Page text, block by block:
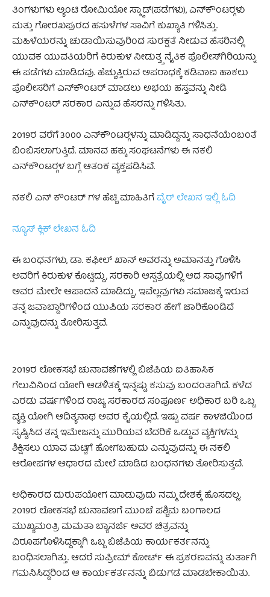
ತಿಂಗಳುಗಳು ಅ್ಯಂಟಿ ರೋಮಿಯೋ ಸ್ಕ್ವಾಡ್(ಪಡೆಗಳು), ಎನ್‍ಕೌಂಟರ್‍ಗಳು
ಮತ್ತು ಗೋರಖಪುರದ ಹಸುಳೆಗಳ ಸಾವಿಗೆ ಕುಖ್ಯಾತಿ ಗಳಿಸಿತ್ತು.
ಮಹಿಳೆಯರನ್ನು ಚುಡಾಯಿಸುವುರಿಂದ ಸುರಕ್ಷತೆ ನೀಡುವ ಹೆಸರಿನಲ್ಲಿ
ಯುವಕ ಯುವತಿಯರಿಗೆ ಕಿರುಕುಳ ನೀಡುತ್ತ್ತ ನೈತಿಕ ಪೊಲೀಸ್‍ಗಿರಿಯನ್ನು
ಈ ಪಡೆಗಳು ಮಾಡಿದವು. ಹೆಚ್ಚುತ್ತಿರುವ ಅಪರಾಧಕ್ಕೆ ಕಡಿವಾಣ ಹಾಕಲು
ಪೊಲೀಸರಿಗೆ ಎನ್‍ಕೌಂಟರ್ ಮಾಡಲು ಅಭಯ ಹಸ್ತವನ್ನು ನೀಡಿ
ಎನ್‍ಕೌಂಟರ್ ಸರಕಾರ ಎನ್ನುವ ಹೆಸರನ್ನು ಗಳಿಸಿತು.
2019ರ ವರೆಗೆ 3000 ಎನ್‍ಕೌಂಟರ್‍ಗಳನ್ನು ಮಾಡಿದ್ದನ್ನು ಸಾಧನೆಯೆಂಬಂತೆ
ಬಿಂಬಿಸಲಾಗುತ್ತಿದೆ. ಮಾನವ ಹಕ್ಕು ಸಂಘಟನೆಗಳು ಈ ನಕಲಿ
ಎನ್‍ಕೌಂಟರ್‍ಗಳ ಬಗ್ಗೆ ಆತಂಕ ವ್ಯಕ್ತಪಡಿಸಿವೆ.
ನಕಲಿ ಎನ್ ಕೌಂಟರ್ ಗಳ ಹೆಚ್ಚಿ ಮಾಹಿತಿಗೆವೈರ್ ಲೇಖನ ಇಲ್ಲಿ ಓದಿ
ನ್ಯೂಸ್ ಕ್ಲಿಕ್ ಲೇಖನ ಓದಿ
ಈ ಬಂಧನಗಳು, ಡಾ. ಕಫೀಲ್ ಖಾನ್ ಅವರನ್ನು ಅಮಾನತ್ತು ಗೊಳಿಸಿ
ಅವರಿಗೆ ಕಿರುಕುಳ ಕೊಟ್ಟಿದ್ದು, ಸರಕಾರಿ ಆಸ್ಪತ್ರೆಯಲ್ಲಿ ಆದ ಸಾವುಗಳಿಗೆ
ಅವರ ಮೇಲೇ ಆಪಾದನೆ ಮಾಡಿದ್ದು, ಇವೆಲ್ಲವುಗಳು ಸಮಾಜಕ್ಕೆ ಇರುವ
ತನ್ನ ಜವಾಬ್ದಾರಿಗಳಿಂದ ಯುಪಿಯ ಸರಕಾರ ಹೇಗೆ ಜಾರಿಕೊಂಡಿದೆ
ಎನ್ನುವುದನ್ನು ತೋರಿಸುತ್ತವೆ.
2019ರ ಲೋಕಸಭೆ ಚುನಾವಣೆಗಳಲ್ಲಿ ಬಿಜೆಪಿಯ ಐತಿಹಾಸಿಕ
ಗೆಲುವಿನಿಂದ ಯೋಗಿ ಆಡಳಿತಕ್ಕೆ ಇನ್ನಷ್ಟು ಕಸುವು ಬಂದಂತಾಗಿದೆ. ಕಳೆದ
ಎರಡು ವರ್ಷಗಳಿಂದ ರಾಜ್ಯ ಸರಕಾರದ ಸಂಪೂರ್ಣ ಅಧಿಕಾರ ಬರಿ ಒಬ್ಬ
ವ್ಯಕ್ತಿ ಯೋಗಿ ಆದಿತ್ಯನಾಥ ಅವರ ಕೈಯಲ್ಲಿದೆ. ಇಷ್ಟು ವರ್ಷ ಕಾಳಜಿಯಿಂದ
ಸೃಷ್ಟಿಸಿದ ತನ್ನ ಇಮೇಜನ್ನು ಮುರಿಯವ ಬೆದರಿಕೆ ಒಡ್ಡುವ ವ್ಯಕ್ತಿಗಳನ್ನು
ಶಿಕ್ಷಿಸಲು ಯಾವ ಮಟ್ಟಿಗೆ ಹೋಗಬಹುದು ಎನ್ನುವುದನ್ನು ಈ ನಕಲಿ
ಆರೋಪಗಳ ಆಧಾರದ ಮೇಲೆ ಮಾಡಿದ ಬಂಧನಗಳು ತೋರಿಸುತ್ತವೆ.
ಅಧಿಕಾರದ ದುರುಪಯೋಗ ಮಾಡುವುದು ನಮ್ಮ ದೇಶಕ್ಕೆ ಹೊಸದಲ್ಲ.
2019ರ ಲೋಕಸಭೆ ಚುನಾವಣಗೆ ಮುಂಚೆ ಪಶ್ಚಿಮ ಬಂಗಾಲದ
ಮುಖ್ಯಮಂತ್ರಿ ಮಮತಾ ಬ್ಯಾನರ್ಜಿ ಅವರ ಚಿತ್ರವನ್ನು
ವಿರೂಪಗೊಳಿಸಿದ್ದಕ್ಕಾಗಿ ಒಬ್ಬ ಬಿಜೆಪಿಯ ಕಾರ್ಯಕರ್ತನನ್ನು
ಬಂಧಿಸಲಾಗಿತ್ತು. ಆದರೆ ಸುಪ್ರೀಮ್ ಕೋರ್ಟ್ ಈ ಪ್ರಕರಣವನ್ನು ತುರ್ತಾಗಿ
ಗಮನಿಸಿದ್ದರಿಂದ ಆ ಕಾರ್ಯಕರ್ತನನ್ನು ಬಿಡುಗಡೆ ಮಾಡಬೇಕಾಯಿತು.